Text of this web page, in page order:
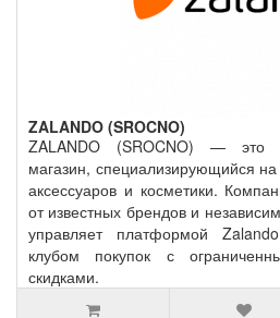
ZALANDO (SROCNO)
ZALANDO (SROCNO) — это
магазин, специализирующийся
аксессуаров и косметики.
от известных брендов и
управляет платформой
клубом покупок с
скидками.